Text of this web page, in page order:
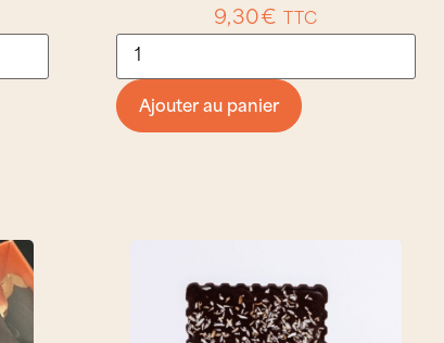
9,30€ TTC
Ajouter au panier